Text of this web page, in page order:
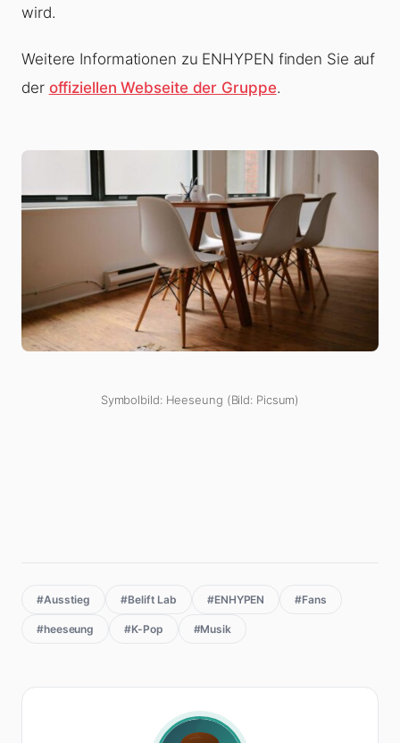
wird.
Weitere Informationen zu ENHYPEN finden Sie auf
der offiziellen Webseite der Gruppe.
Symbolbild: Heeseung (Bild: Picsum)
#Ausstieg #Belift Lab #ENHYPEN #Fans
#heeseung #K-Pop #Musik